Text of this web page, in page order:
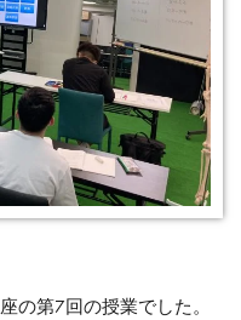
の第7回の授業でした。